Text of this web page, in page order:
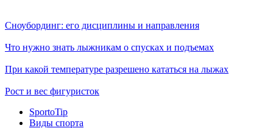
Сноубординг: его дисциплины и направления
Что нужно знать лыжникам о спусках и подъемах
При какой температуре разрешено кататься на лыжах
Рост и вес фигуристок
SportoTip
Виды спорта